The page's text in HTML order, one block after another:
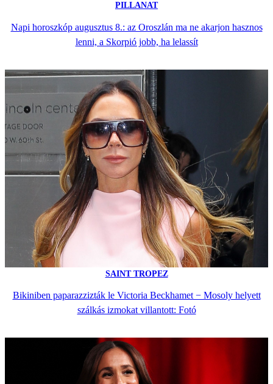
PILLANAT
Napi horoszkóp augusztus 8.: az Oroszlán ma ne akarjon hasznos
lenni, a Skorpió jobb, ha lelassít
SAINT TROPEZ
Bikiniben paparazzizták le Victoria Beckhamet − Mosoly helyett
szálkás izmokat villantott: Fotó